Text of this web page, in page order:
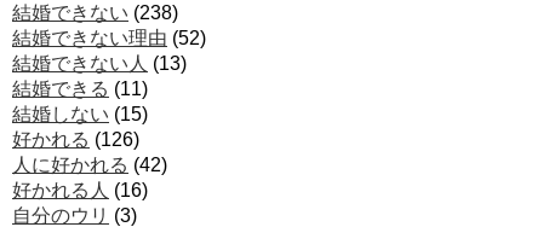
結婚できない (238)
結婚できない理由 (52)
結婚できない人 (13)
結婚できる (11)
結婚しない (15)
好かれる (126)
人に好かれる (42)
好かれる人 (16)
自分のウリ (3)